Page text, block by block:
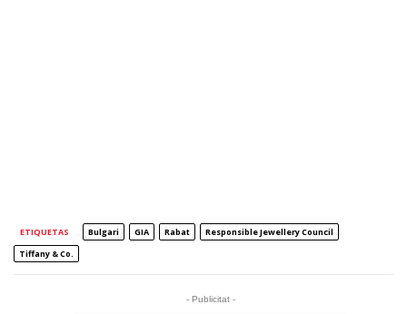
ETIQUETAS Bulgari GIA Rabat
Responsible Jewellery Council
Tiffany & Co.
- Publicitat -